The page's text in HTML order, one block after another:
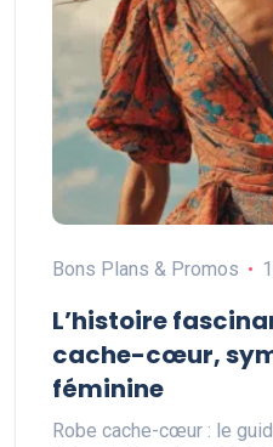
Bons Plans & Promos
L’histoire
cache-cœur,
féminine
Robe cache-cœur : le